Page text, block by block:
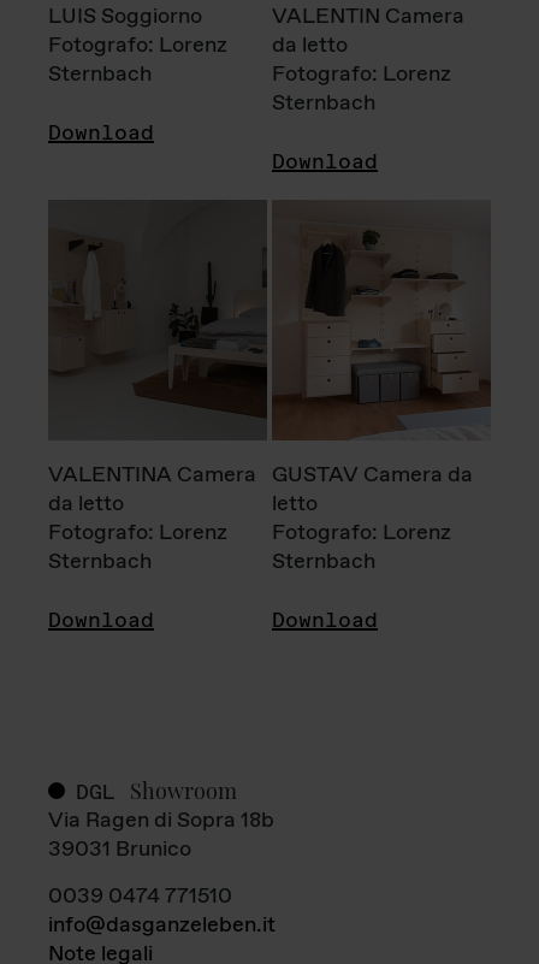
LUIS Soggiorno
Fotografo: Lorenz
Sternbach
Download
VALENTIN Camera
da letto
Fotografo: Lorenz
Sternbach
Download
VALENTINA Camera
da letto
Fotografo: Lorenz
Sternbach
Download
GUSTAV Camera da
letto
Fotografo: Lorenz
Sternbach
Download
DGL Showroom
Via Ragen di Sopra 18b
39031 Brunico
0039 0474 771510
info@dasganzeleben.it
Note legali